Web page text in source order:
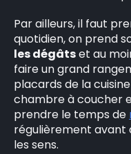
Par ailleurs, il faut
quotidien, on prend
les dégâtset au
faire un grand
placards de la
chambre à coucher
prendre le temps de
régulièrement avant
les sens.